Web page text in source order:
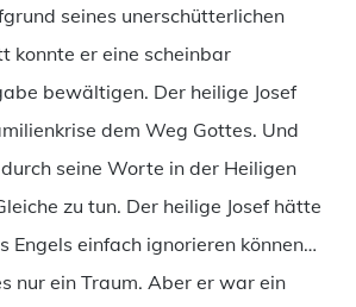
seines unerschütterlichen
konnte er eine scheinbar
bewältigen. Der heilige Josef
dem Weg Gottes. Und
seine Worte in der Heiligen
zu tun. Der heilige Josef hätte
Engels einfach ignorieren können…
nur ein Traum. Aber er war ein